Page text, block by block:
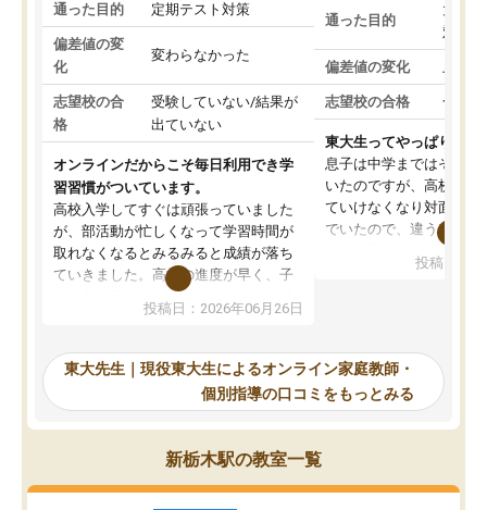
通った目的 定期テスト対策
偏差値の変
化
変わらなかった
志望校の合
格
受験していない/結果が
出ていない
オンラインだからこそ毎日利用でき学
習習慣がついています。
高校入学してすぐは頑張っていました
が、部活動が忙しくなって学習時間が
取れなくなるとみるみると成績が落ち
ていきました。高校の進度が早く、子
供も家に帰って勉強の話すると嫌な反
応を示します。東大先生にお願いして
れるので、親としても安心です。毎日
使える自習室とかもあり、わからない
ところがあれば先生が回答してくれる
のも重宝しています。
投稿日：2026年06月26日
通った目的
大学
対策
偏差値の変化 上が
志望校の合格 合格
東大生ってやっぱりすご
息子は中学まではそこそ
いたのですが、高校に入
ていけなくなり対面の塾
でいたので、違うアプロ
で、当初は模試でD判定
自習室が毎日使えていつ
るのが心強かったよう
謝です。
投稿日：
東大先生｜現役東大生によるオンライン家庭教師・
個別指導の口コミをもっとみる
新栃木駅の教室一覧